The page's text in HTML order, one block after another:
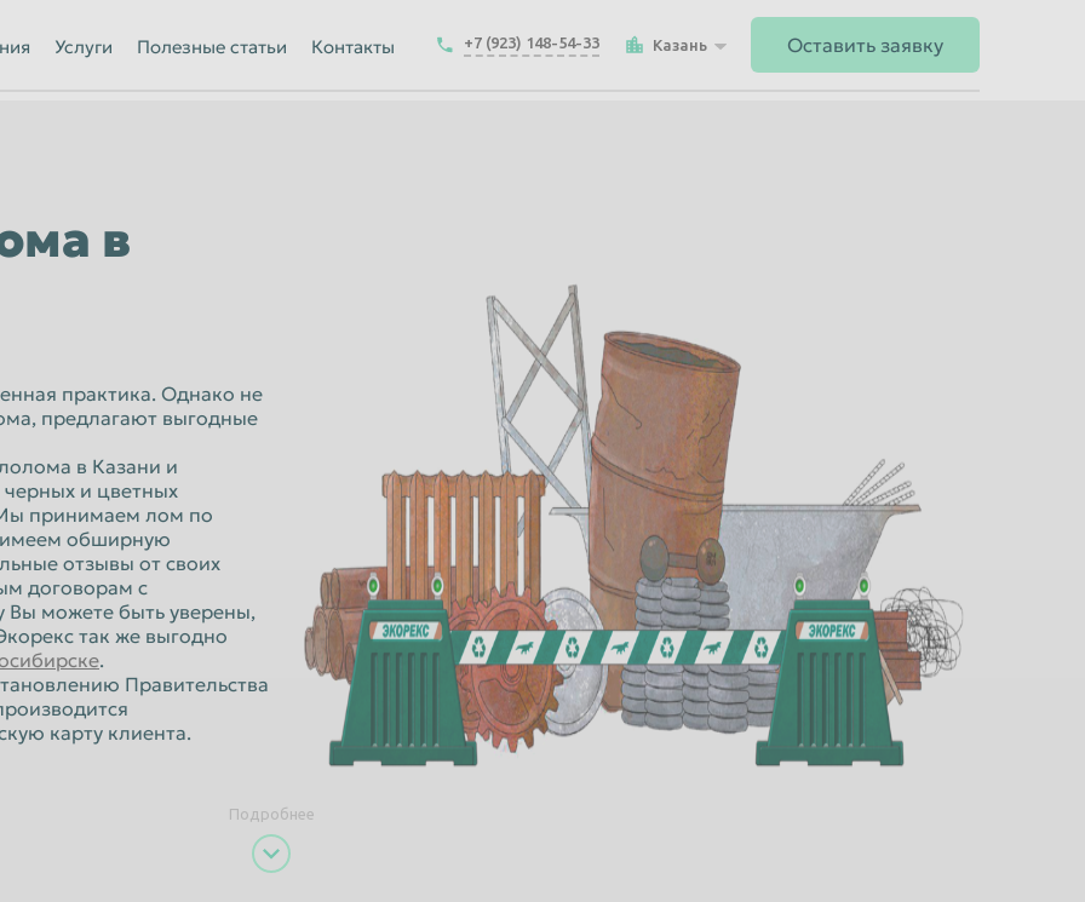
Нижнекамск
Петропавловск-Камчатский
Санкт-Петербург
Смоленск
Услуги Полезные статьи Контакты +7 (923) 148-54-33 Казань Оставить заявку
в
практика. Однако не
предлагают выгодные
в Казани и
черных и цветных
принимаем лом по
обширную
отзывы от своих
договорам с
Вы можете быть уверены,
так же выгодно
.
Правительства
карту клиента.
Подробнее